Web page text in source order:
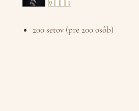
200 setov (pre 200 osôb)